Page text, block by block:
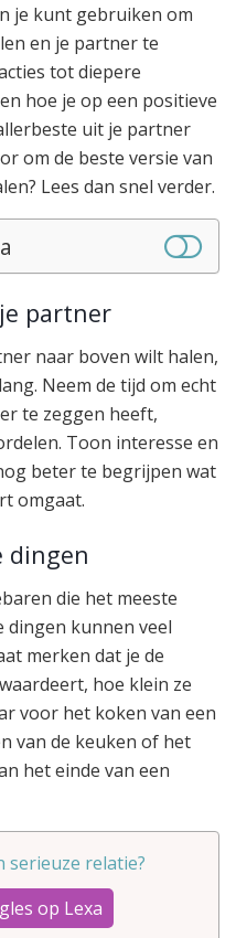
je kunt gebruiken om
en je partner te
tot diepere
hoe je op een positieve
uit je partner
om de beste versie van
Lees dan snel verder.
partner
naar boven wilt halen,
Neem de tijd om echt
te zeggen heeft,
Toon interesse en
beter te begrijpen wat
omgaat.
dingen
die het meeste
dingen kunnen veel
merken dat je de
hoe klein ze
voor het koken van een
van de keuken of het
het einde van een
serieuze relatie?
op Lexa